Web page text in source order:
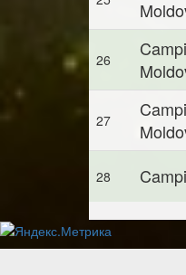
26
27
28